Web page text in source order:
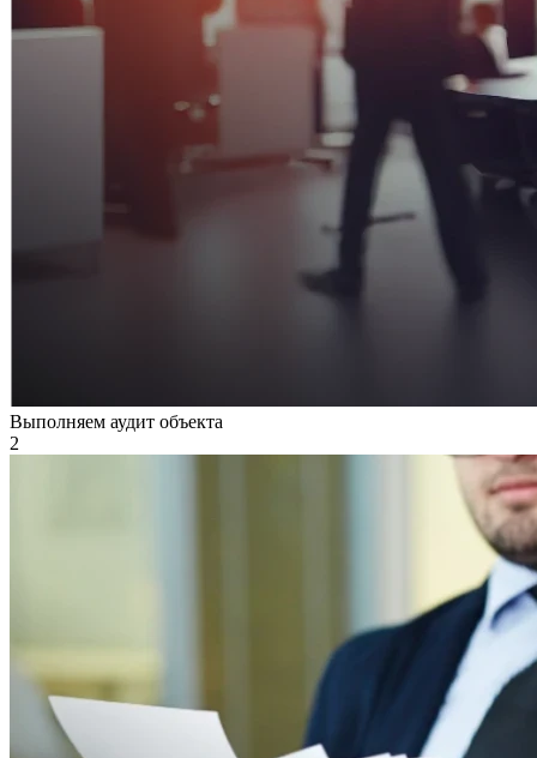
Выполняем аудит объекта
2